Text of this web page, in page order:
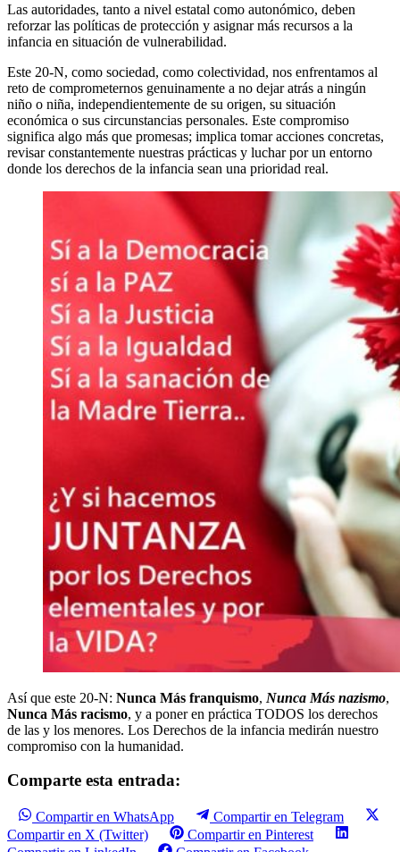
Las autoridades, tanto a nivel estatal como autonómico, deben
reforzar las políticas de protección y asignar más recursos a la
infancia en situación de vulnerabilidad.
Este 20-N, como sociedad, como colectividad, nos enfrentamos al
reto de comprometernos genuinamente a no dejar atrás a ningún
niño o niña, independientemente de su origen, su situación
económica o sus circunstancias personales. Este compromiso
significa algo más que promesas; implica tomar acciones concretas,
revisar constantemente nuestras prácticas y luchar por un entorno
donde los derechos de la infancia sean una prioridad real.
Así que este 20-N: Nunca Más franquismo, Nunca Más nazismo,
Nunca Más racismo, y a poner en práctica TODOS los derechos
de las y los menores. Los Derechos de la infancia medirán nuestro
compromiso con la humanidad.
Comparte esta entrada:
Compartir en WhatsApp
Compartir en Telegram
Compartir en X (Twitter)
Compartir en Pinterest